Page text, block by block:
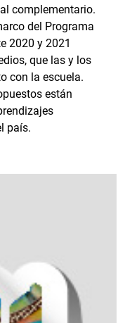
complementario.
del Programa
2020 y 2021
que las y los
con la escuela.
están
país.